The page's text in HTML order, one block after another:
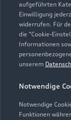
aufgeführten
Einwilligung
widerrufen. Für
die "Cookie-
Informationen
unserem
Notwendige
Notwendige
Funktionen